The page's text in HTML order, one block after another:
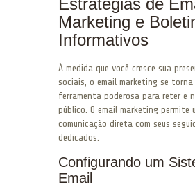
Estratégias de
Marketing e
Informativos
À medida que você cresce sua
sociais, o email marketing se torna
ferramenta poderosa para reter e
público. O email marketing permite
comunicação direta com seus
dedicados.
Configurando um
Email